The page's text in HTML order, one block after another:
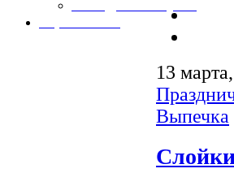
13
Выпечка